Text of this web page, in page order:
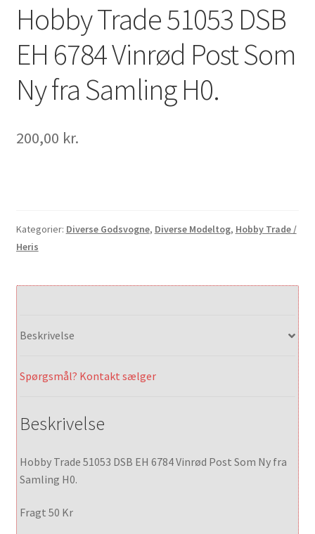
Hobby Trade 51053 DSB
EH 6784 Vinrød Post Som
Ny fra Samling H0.
200,00 kr.
Kategorier: Diverse Godsvogne, Diverse Modeltog, Hobby Trade /
Heris
Beskrivelse
Spørgsmål? Kontakt sælger
Beskrivelse
Hobby Trade 51053 DSB EH 6784 Vinrød Post Som Ny fra
Samling H0.
Fragt 50 Kr